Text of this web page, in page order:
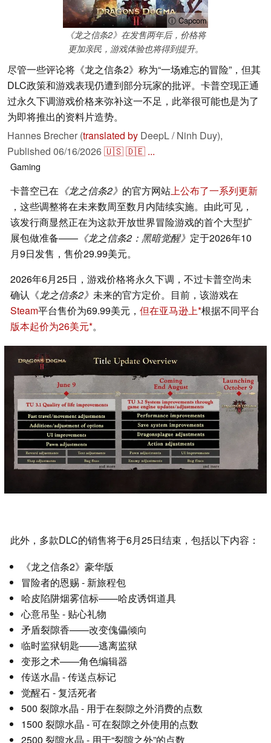
ⓘ Capcom
《龙之信条2》在发售两年后，价格将
更加亲民，游戏体验也将得到提升。
尽管一些评论将《龙之信条2》称为“一场难忘的冒险”，但其
DLC政策和游戏表现仍遭到部分玩家的批评。卡普空现正通
过永久下调游戏价格来弥补这一不足，此举很可能也是为了
为即将推出的资料片造势。
Hannes Brecher (translated by DeepL / Ninh Duy),
Published 06/16/2026🇺🇸🇩🇪 ...
Gaming
卡普空已在 《龙之信条2》 的官方网站上公布了一系列更新
，这些调整将在未来数周至数月内陆续实施。由此可见，
该发行商显然正在为这款开放世界冒险游戏的首个大型扩
展包做准备—— 《龙之信条2：黑暗觉醒》 定于2026年10
月9日发售，售价29.99美元。
2026年6月25日，游戏价格将永久下调，不过卡普空尚未
确认《龙之信条2》 未来的官方定价。目前，该游戏在
Steam平台售价为69.99美元， 但在亚马逊上 根据不同平台
版本起价为26美元 。
此外，多款DLC的销售将于6月25日结束，包括以下内容：
《龙之信条2》豪华版
冒险者的恩赐 - 新旅程包
哈皮陷阱烟雾信标——哈皮诱饵道具
心意吊坠 - 贴心礼物
矛盾裂隙香——改变傀儡倾向
临时监狱钥匙——逃离监狱
变形之术——角色编辑器
传送水晶 - 传送点标记
觉醒石 - 复活死者
500 裂隙水晶 - 用于在裂隙之外消费的点数
1500 裂隙水晶 - 可在裂隙之外使用的点数
2500 裂隙水晶 - 用于“裂隙之外”的点数